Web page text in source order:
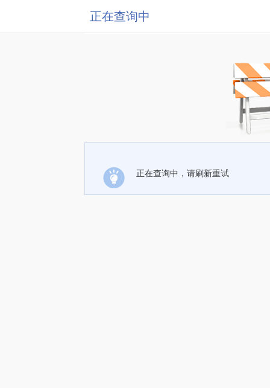
正在查询中
正在查询中，请刷新重试